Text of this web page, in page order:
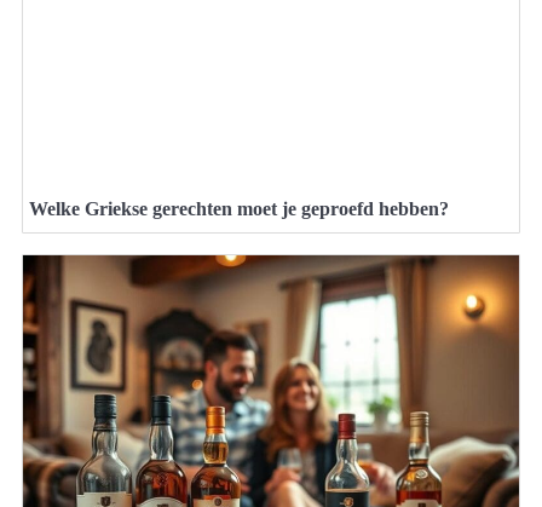
Welke Griekse gerechten moet je geproefd hebben?